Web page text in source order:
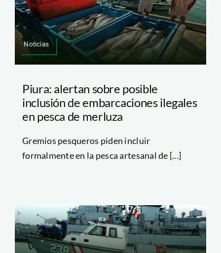
Noticias
Piura: alertan sobre posible
inclusión de embarcaciones ilegales
en pesca de merluza
Gremios pesqueros piden incluir
formalmente en la pesca artesanal de [...]